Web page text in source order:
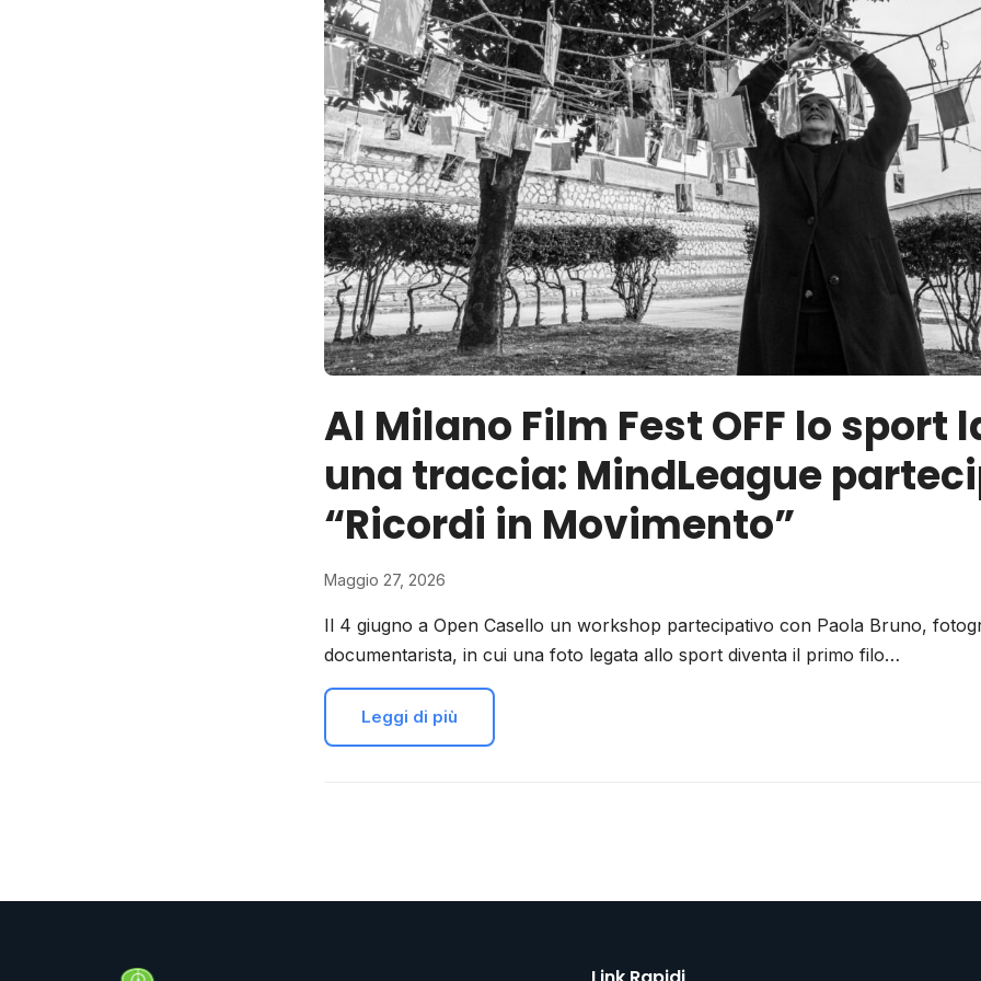
Al Milano Film Fest OFF lo sport
una traccia: MindLeague
“Ricordi in Movimento”
Maggio 27, 2026
Il 4 giugno a Open Casello un workshop partecipativo con Paola Bruno,
documentarista, in cui una foto legata allo sport diventa il primo filo…
Leggi di più